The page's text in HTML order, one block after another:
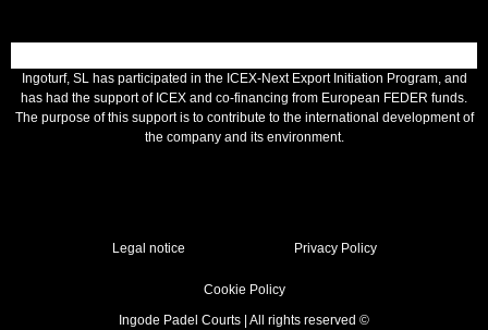
Ingoturf, SL has participated in the ICEX-Next Export Initiation Program, and
has had the support of ICEX and co-financing from European FEDER funds.
The purpose of this support is to contribute to the international development of
the company and its environment.
Legal notice Privacy Policy
Cookie Policy
Ingode Padel Courts | All rights reserved ©